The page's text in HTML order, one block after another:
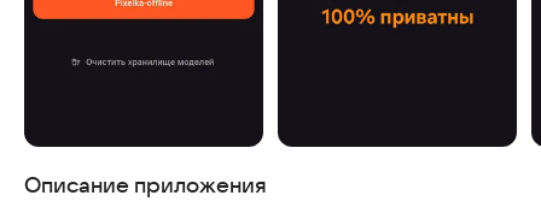
Описание приложения